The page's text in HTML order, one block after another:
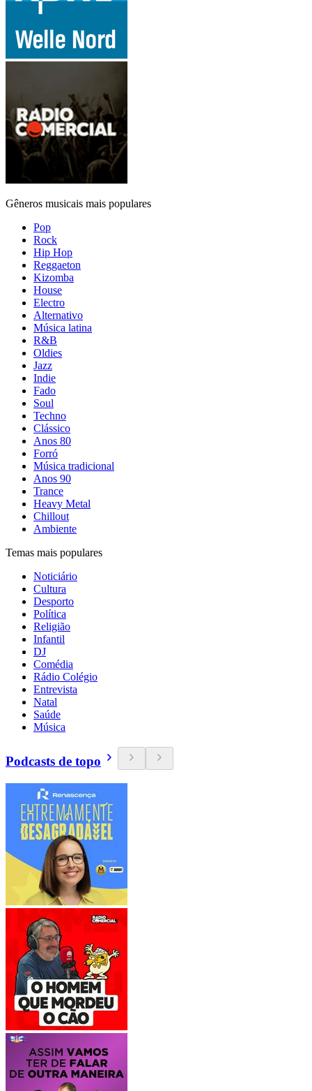
Gêneros musicais mais populares
Pop
Rock
Hip Hop
Reggaeton
Kizomba
House
Electro
Alternativo
Música latina
R&B
Oldies
Jazz
Indie
Fado
Soul
Techno
Clássico
Anos 80
Forró
Música tradicional
Anos 90
Trance
Heavy Metal
Chillout
Ambiente
Temas mais populares
Noticiário
Cultura
Desporto
Política
Religião
Infantil
DJ
Comédia
Rádio Colégio
Entrevista
Natal
Saúde
Música
Podcasts de topo